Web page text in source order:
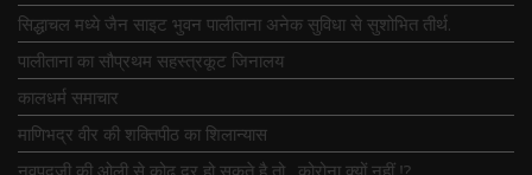
सिद्धाचल मध्ये जैन साइट भुवन पालीताना अनेक सुविधा से सुशोभित तीर्थ.
पालीताना का सौप्रथम सहस्त्रकूट जिनालय
कालधर्म समाचार
माणिभद्र वीर की शक्तिपीठ का शिलान्यास